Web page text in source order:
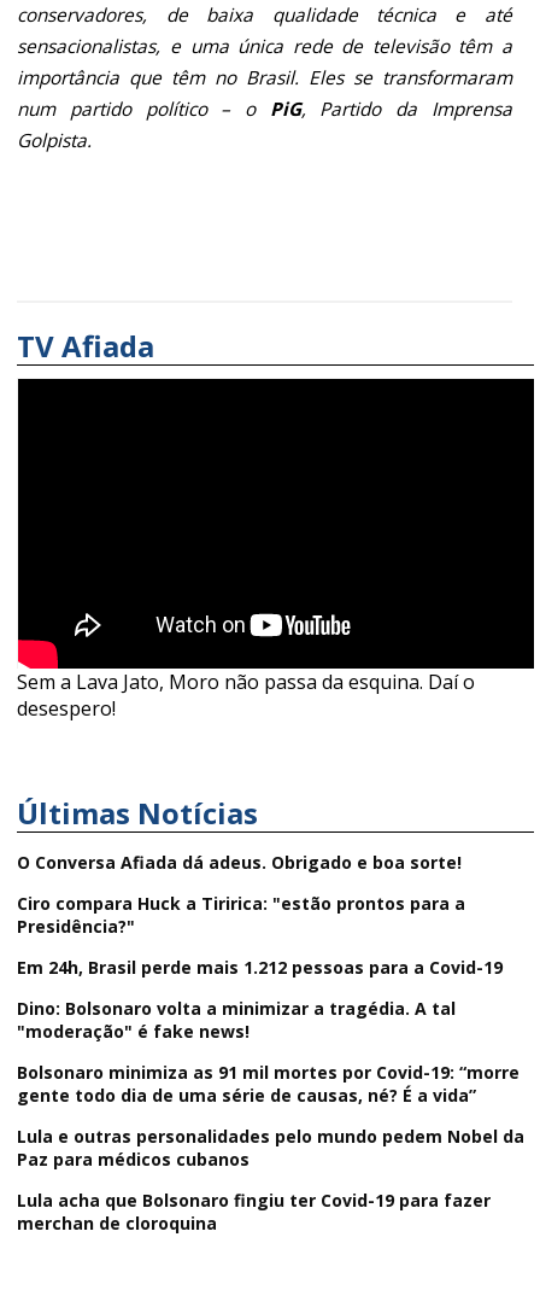
conservadores, de baixa qualidade técnica e até
sensacionalistas, e uma única rede de televisão têm a
importância que têm no Brasil. Eles se transformaram
num partido político – o PiG, Partido da Imprensa
Golpista.
TV Afiada
Sem a Lava Jato, Moro não passa da esquina. Daí o
desespero!
Últimas Notícias
O Conversa Afiada dá adeus. Obrigado e boa sorte!
Ciro compara Huck a Tiririca: "estão prontos para a
Presidência?"
Em 24h, Brasil perde mais 1.212 pessoas para a Covid-19
Dino: Bolsonaro volta a minimizar a tragédia. A tal
"moderação" é fake news!
Bolsonaro minimiza as 91 mil mortes por Covid-19: “morre
gente todo dia de uma série de causas, né? É a vida”
Lula e outras personalidades pelo mundo pedem Nobel da
Paz para médicos cubanos
Lula acha que Bolsonaro fingiu ter Covid-19 para fazer
merchan de cloroquina